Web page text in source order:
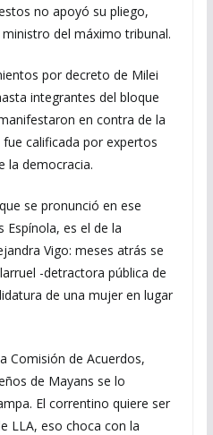
no apoyó su pliego,
del máximo tribunal.
por decreto de Milei
integrantes del bloque
en contra de la
calificada por expertos
la democracia.
se pronunció en ese
Espínola, es el de la
Vigo: meses atrás se
-detractora pública de
de una mujer en lugar
Comisión de Acuerdos,
de Mayans se lo
El correntino quiere ser
LLA, eso choca con la